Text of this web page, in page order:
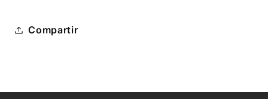
Compartir